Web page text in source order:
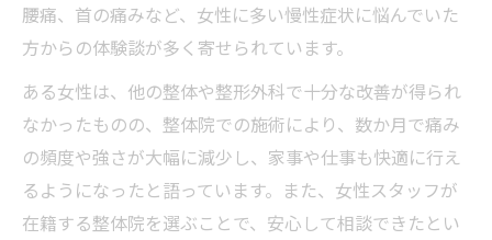
腰痛、首の痛みなど、女性に多い慢性症状に悩んでいた
方からの体験談が多く寄せられています。
ある女性は、他の整体や整形外科で十分な改善が得られ
なかったものの、整体院での施術により、数か月で痛み
の頻度や強さが大幅に減少し、家事や仕事も快適に行え
るようになったと語っています。また、女性スタッフが
在籍する整体院を選ぶことで、安心して相談できたとい